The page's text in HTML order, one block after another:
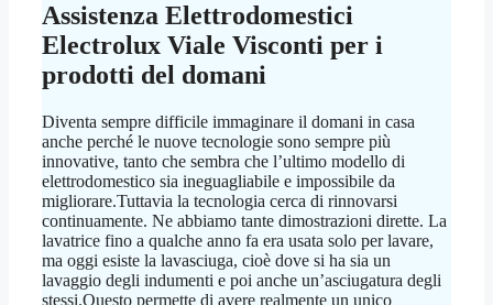
Assistenza Elettrodomestici
Electrolux Viale Visconti per i
prodotti del domani
Diventa sempre difficile immaginare il domani in casa
anche perché le nuove tecnologie sono sempre più
innovative, tanto che sembra che l’ultimo modello di
elettrodomestico sia ineguagliabile e impossibile da
migliorare.Tuttavia la tecnologia cerca di rinnovarsi
continuamente. Ne abbiamo tante dimostrazioni dirette. La
lavatrice fino a qualche anno fa era usata solo per lavare,
ma oggi esiste la lavasciuga, cioè dove si ha sia un
lavaggio degli indumenti e poi anche un’asciugatura degli
stessi.Questo permette di avere realmente un unico